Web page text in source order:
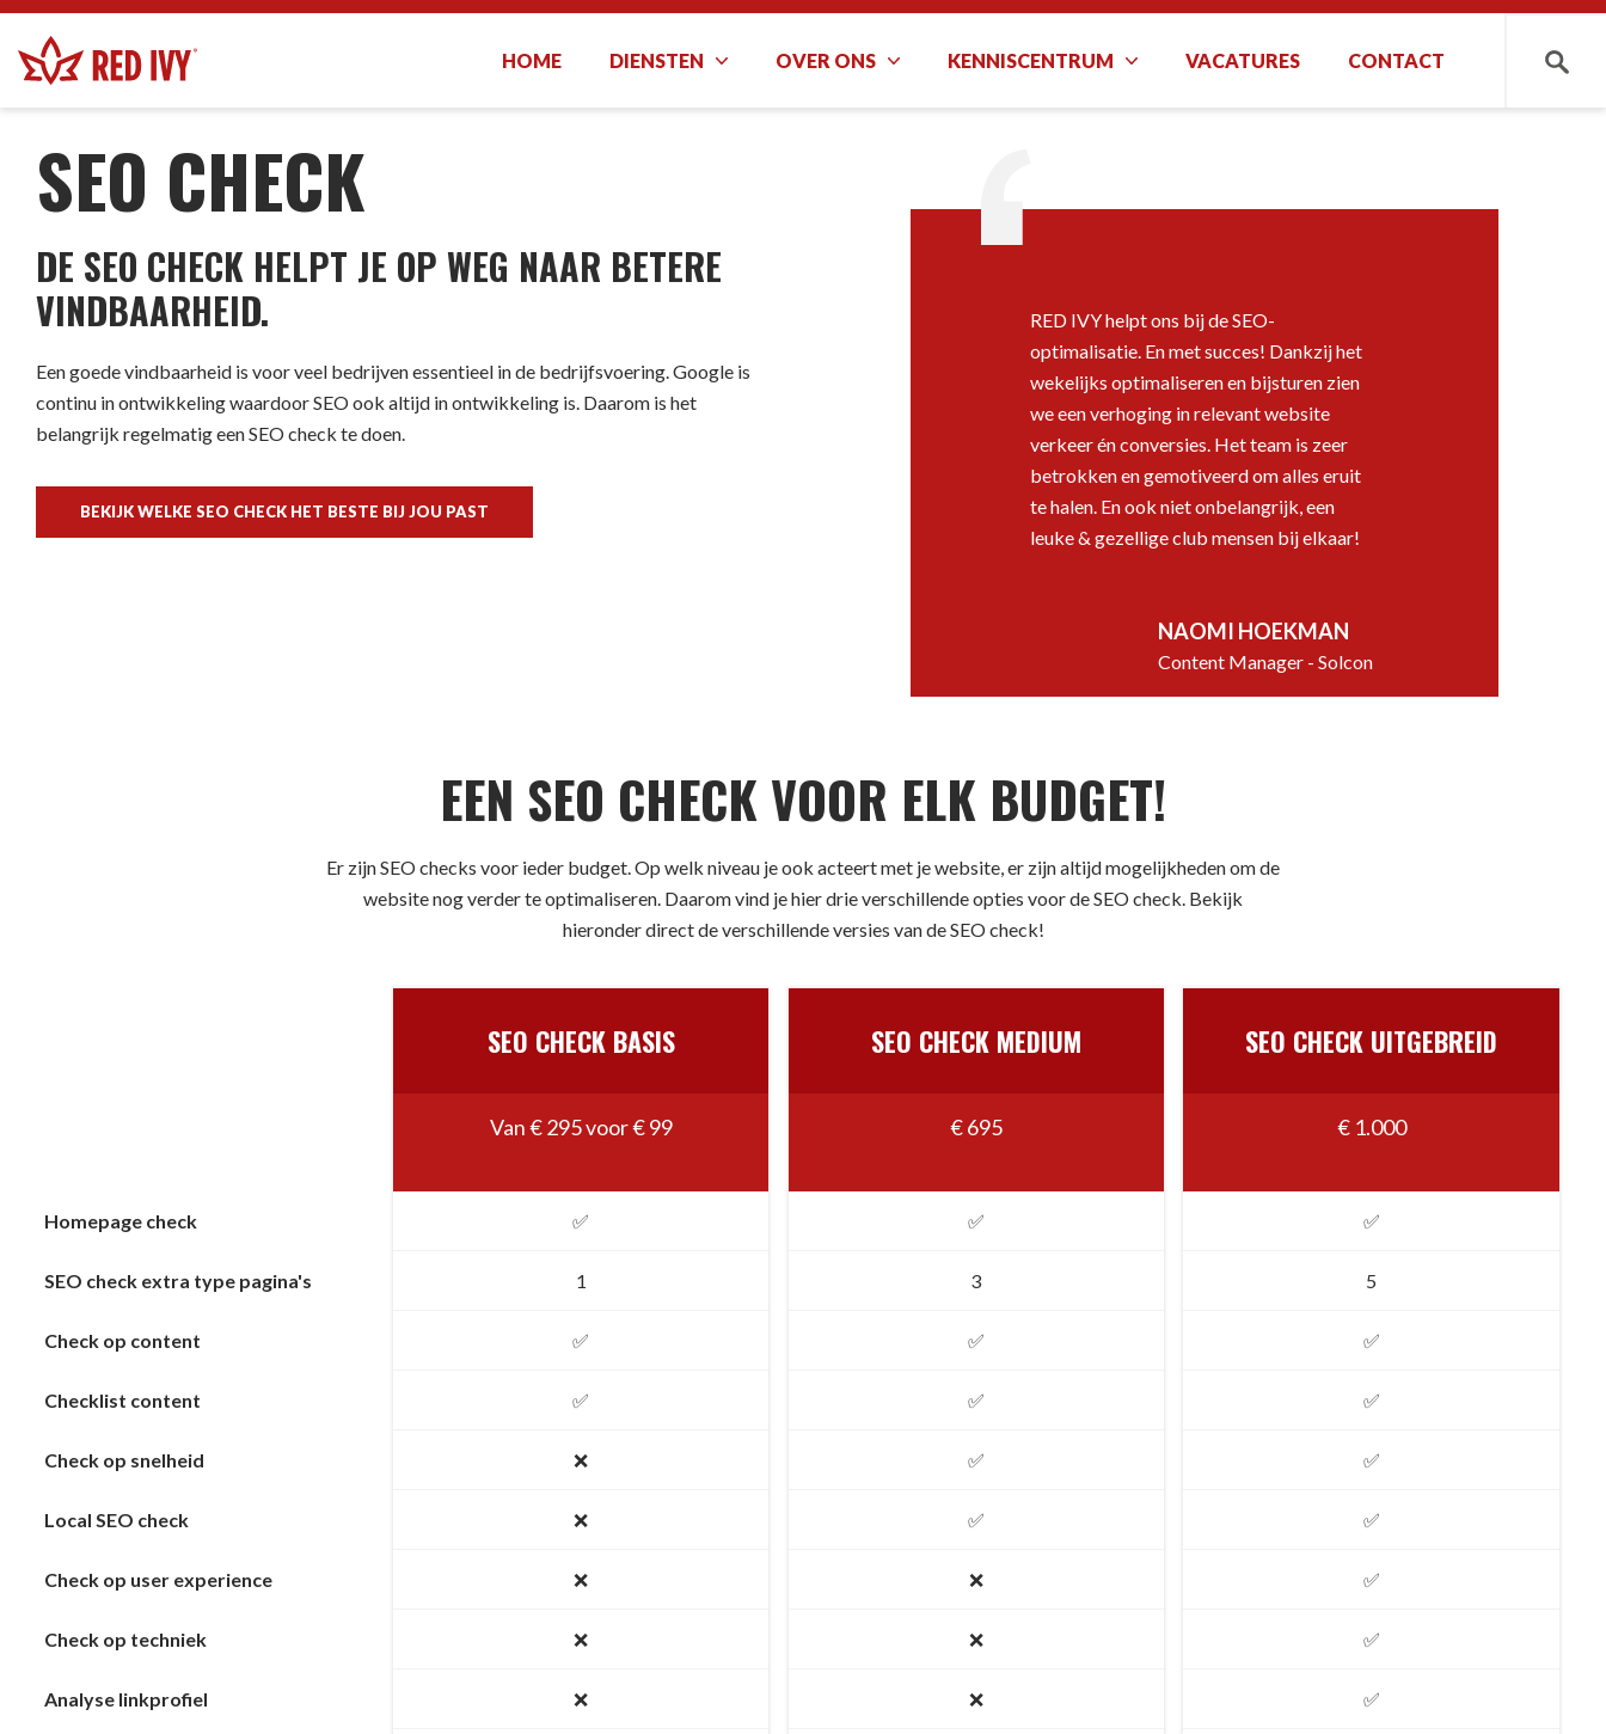
HOME DIENSTEN OVER ONS KENNISCENTRUM VACATURES CONTACT
Zoeken
DIENSTEN- SEO CHECK
SEO CHECK
DE SEO CHECK HELPT JE OP WEG NAAR BETERE
VINDBAARHEID.
Een goede vindbaarheid is voor veel bedrijven essentieel in de bedrijfsvoering. Google is
continu in ontwikkeling waardoor SEO ook altijd in ontwikkeling is. Daarom is het
belangrijk regelmatig een SEO check te doen.
BEKIJK WELKE SEO CHECK HET BESTE BIJ JOU PAST
RED IVY helpt ons bij de SEO-
optimalisatie. En met succes! Dankzij het
wekelijks optimaliseren en bijsturen zien
we een verhoging in relevant website
verkeer én conversies. Het team is zeer
betrokken en gemotiveerd om alles eruit
te halen. En ook niet onbelangrijk, een
leuke & gezellige club mensen bij elkaar!
NAOMI HOEKMAN
Content Manager - Solcon
EEN SEO CHECK VOOR ELK BUDGET!
Er zijn SEO checks voor ieder budget. Op welk niveau je ook acteert met je website, er zijn altijd mogelijkheden om de
website nog verder te optimaliseren. Daarom vind je hier drie verschillende opties voor de SEO check. Bekijk
hieronder direct de verschillende versies van de SEO check!
Homepage check
SEO check extra type pagina's
Check op content
Checklist content
Check op snelheid
Local SEO check
Check op user experience
Check op techniek
Analyse linkprofiel
SEO CHECK BASIS
Van € 295 voor € 99
✅
1
✅
✅
❌
❌
❌
❌
❌
SEO CHECK MEDIUM
€ 695
✅
3
✅
✅
✅
✅
❌
❌
❌
SEO CHECK UITGEBREID
€ 1.000
✅
5
✅
✅
✅
✅
✅
✅
✅